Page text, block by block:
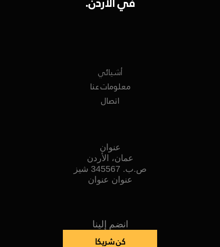
أشيائي
معلومات عنا
اتصال
عنوان
عمان، الأردن
ص.ب. 345567 شيز
عنوان عنوان
انضم إلينا
كن شريكا